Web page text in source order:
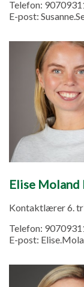
Telefon:
E-post:
Elise Moland
Kontaktlærer 6.
Telefon:
E-post: